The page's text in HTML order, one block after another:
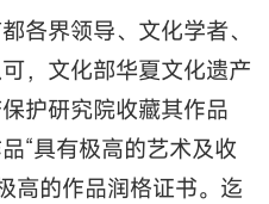
各界领导、文化学者、
，文化部华夏文化遗产
护研究院收藏其作品
“具有极高的艺术及收
高的作品润格证书。迄